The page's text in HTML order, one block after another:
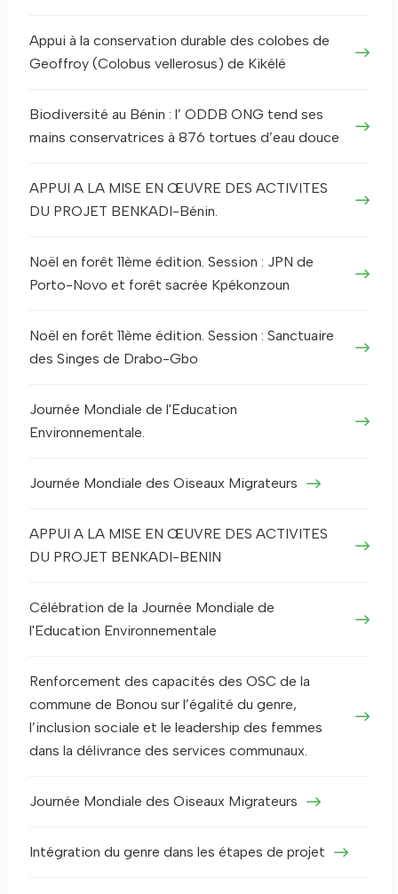
Appui à la conservation durable des colobes de
Geoffroy (Colobus vellerosus) de Kikélé
Biodiversité au Bénin : l’ ODDB ONG tend ses
mains conservatrices à 876 tortues d’eau douce
APPUI A LA MISE EN ŒUVRE DES ACTIVITES
DU PROJET BENKADI-Bénin.
Noël en forêt 11ème édition. Session : JPN de
Porto-Novo et forêt sacrée Kpékonzoun
Noël en forêt 11ème édition. Session : Sanctuaire
des Singes de Drabo-Gbo
Journée Mondiale de l'Education
Environnementale.
Journée Mondiale des Oiseaux Migrateurs
APPUI A LA MISE EN ŒUVRE DES ACTIVITES
DU PROJET BENKADI-BENIN
Célébration de la Journée Mondiale de
l'Education Environnementale
Renforcement des capacités des OSC de la
commune de Bonou sur l’égalité du genre,
l’inclusion sociale et le leadership des femmes
dans la délivrance des services communaux.
Journée Mondiale des Oiseaux Migrateurs
Intégration du genre dans les étapes de projet